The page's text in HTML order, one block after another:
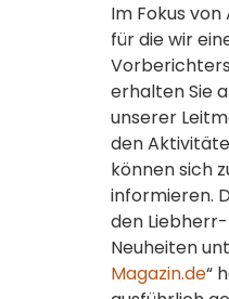
Im Fokus
für die wir
erhalten Sie
unserer
den
können sich
informieren.
den
Neuheiten
Magazin.de“